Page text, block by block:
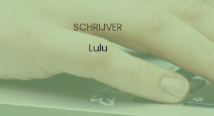
SCHRIJVER
Lulu